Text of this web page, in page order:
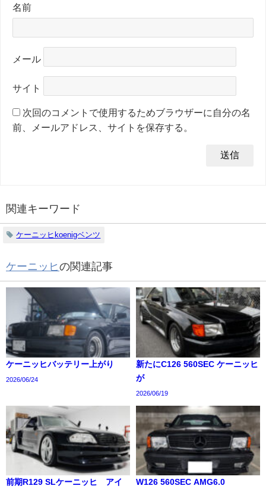
名前
メール
サイト
次回のコメントで使用するためブラウザーに自分の名
前、メールアドレス、サイトを保存する。
関連キーワード
ケーニッヒkoenigベンツ
ケーニッヒ の関連記事
ケーニッヒバッテリー上がり
2026/06/24
新たにC126 560SEC ケーニッヒ
が
2026/06/19
前期R129 SLケーニッヒ アイ W126 560SEC AMG6.0